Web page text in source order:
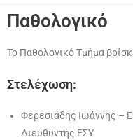
Παθολογικό
Το Παθολογικό Τμήμα
Στελέχωση:
Φερεσιάδης Ιωάννης –
Διευθυντής ΕΣΥ